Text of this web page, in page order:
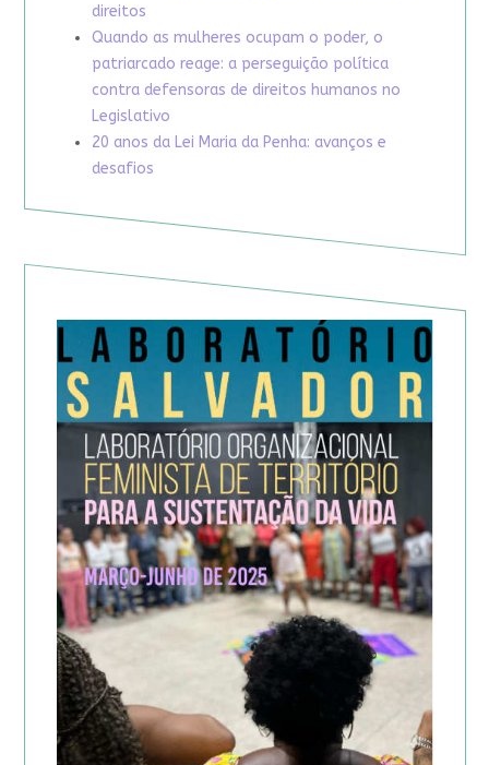
direitos
Quando as mulheres ocupam o poder, o
patriarcado reage: a perseguição política
contra defensoras de direitos humanos no
Legislativo
20 anos da Lei Maria da Penha: avanços e
desafios